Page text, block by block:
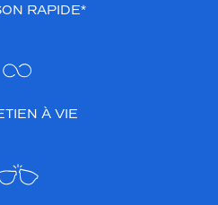
RAPIDE*
À VIE